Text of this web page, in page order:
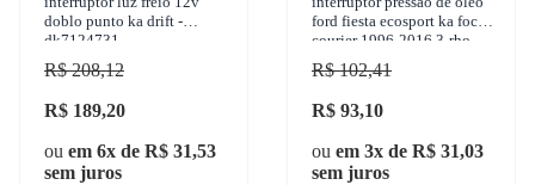
doblo punto ka drift -
dk7124731
R$ 208,12
R$ 189,20
ou em 6x de R$ 31,53
sem juros
ford fiesta ecosport ka focus
courier 1996-2016 3-rho -
3334
R$ 102,41
R$ 93,10
ou em 3x de R$ 31,03
sem juros